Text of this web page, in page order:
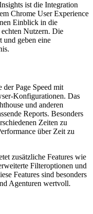
ist die Integration
Chrome User Experience
Einblick in die
Nutzern. Die
und geben eine
der Page Speed mit
Konfigurationen. Das
und anderen
Reports. Besonders
Zeiten zu
über Zeit zu
zusätzliche Features wie
Filteroptionen und
Features sind besonders
Agenturen wertvoll.